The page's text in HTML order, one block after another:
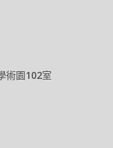
術園102室